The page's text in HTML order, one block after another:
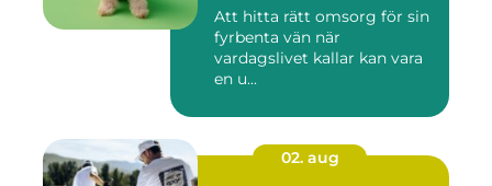
Att hitta rätt omsorg för sin
fyrbenta vän när
vardagslivet kallar kan vara
en u...
02. aug